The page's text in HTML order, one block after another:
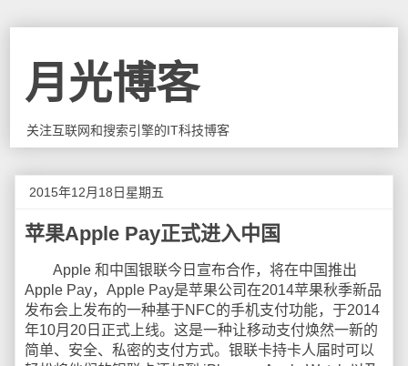
月光博客
关注互联网和搜索引擎的IT科技博客
2015年12月18日星期五
苹果Apple Pay正式进入中国
Apple 和中国银联今日宣布合作，将在中国推出
Apple Pay，Apple Pay是苹果公司在2014苹果秋季新品
发布会上发布的一种基于NFC的手机支付功能，于2014
年10月20日正式上线。这是一种让移动支付焕然一新的
简单、安全、私密的支付方式。银联卡持卡人届时可以